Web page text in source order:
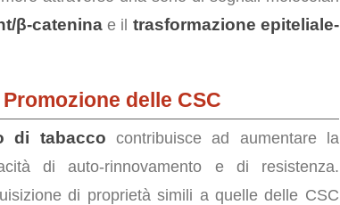
β-cateninae il trasformazione epiteliale-
delle CSC
di tabacco contribuisce ad aumentare la
di auto-rinnovamento e di resistenza.
di proprietà simili a quelle delle CSC